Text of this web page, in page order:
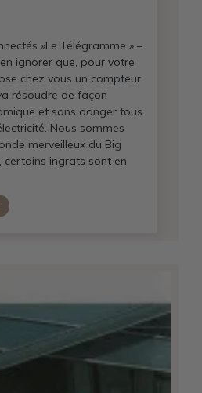
»Le Télégramme » –
ignorer que, pour votre
chez vous un compteur
résoudre de façon
et sans danger tous
Nous sommes
merveilleux du Big
ingrats sont en